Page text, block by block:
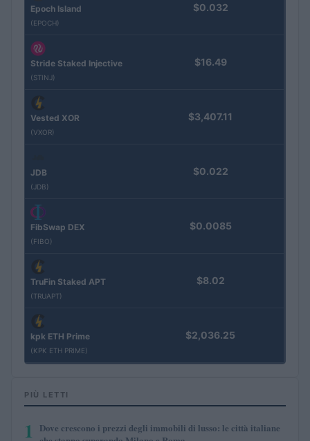
Epoch Island
(EPOCH)
$0.032
Stride Staked Injective
(STINJ)
$16.49
Vested XOR
(VXOR)
$3,407.11
JDB
(JDB)
$0.022
FibSwap DEX
(FIBO)
$0.0085
TruFin Staked APT
(TRUAPT)
$8.02
kpk ETH Prime
(KPK ETH PRIME)
$2,036.25
PIÙ LETTI
1
Dove crescono i prezzi degli immobili di lusso: le città italiane